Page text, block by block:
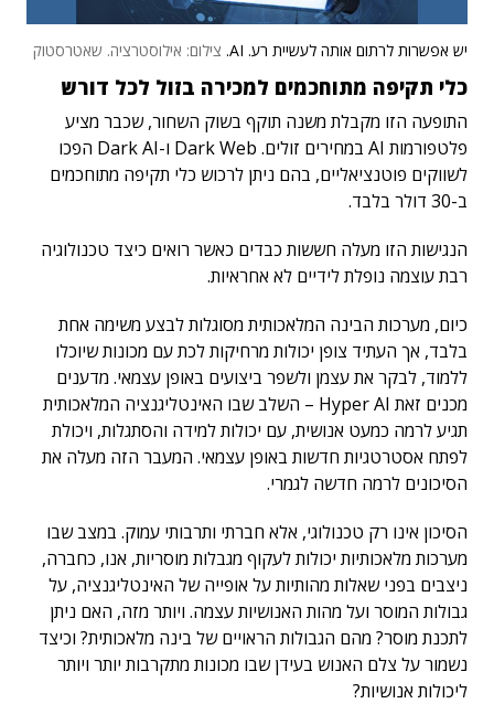
יש אפשרות לרתום אותה לעשיית רע. AI. צילום: אילוסטרציה. שאטרסטוק
כלי תקיפה מתוחכמים למכירה בזול לכל דורש
התופעה הזו מקבלת משנה תוקף בשוק השחור, שכבר מציע
פלטפורמות AI במחירים זולים. Dark Web ו-Dark AI הפכו
לשווקים פוטנציאליים, בהם ניתן לרכוש כלי תקיפה מתוחכמים
ב-30 דולר בלבד.
הנגישות הזו מעלה חששות כבדים כאשר רואים כיצד טכנולוגיה
רבת עוצמה נופלת לידיים לא אחראיות.
כיום, מערכות הבינה המלאכותית מסוגלות לבצע משימה אחת
בלבד, אך העתיד צופן יכולות מרחיקות לכת עם מכונות שיוכלו
ללמוד, לבקר את עצמן ולשפר ביצועים באופן עצמאי. מדענים
מכנים זאת Hyper AI – השלב שבו האינטליגנציה המלאכותית
תגיע לרמה כמעט אנושית, עם יכולות למידה והסתגלות, ויכולת
לפתח אסטרטגיות חדשות באופן עצמאי. המעבר הזה מעלה את
הסיכונים לרמה חדשה לגמרי.
הסיכון אינו רק טכנולוגי, אלא חברתי ותרבותי עמוק. במצב שבו
מערכות מלאכותיות יכולות לעקוף מגבלות מוסריות, אנו, כחברה,
ניצבים בפני שאלות מהותיות על אופייה של האינטליגנציה, על
גבולות המוסר ועל מהות האנושיות עצמה. ויותר מזה, האם ניתן
לתכנת מוסר? מהם הגבולות הראויים של בינה מלאכותית? וכיצד
נשמור על צלם האנוש בעידן שבו מכונות מתקרבות יותר ויותר
ליכולות אנושיות?